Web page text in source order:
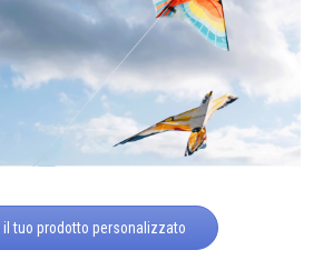
il tuo prodotto personalizzato